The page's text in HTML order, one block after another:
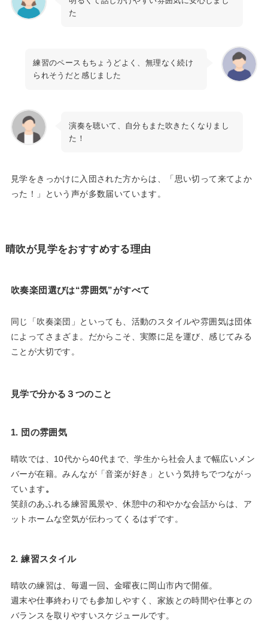
た
練習のペースもちょうどよく、無理なく続け
られそうだと感じました
演奏を聴いて、自分もまた吹きたくなりまし
た！
見学をきっかけに入団された方からは、「思い切って来てよか
った！」という声が多数届いています。
晴吹が見学をおすすめする理由
吹奏楽団選びは“雰囲気”がすべて
同じ「吹奏楽団」といっても、活動のスタイルや雰囲気は団体
によってさまざま。だからこそ、実際に足を運び、感じてみる
ことが大切です。
見学で分かる３つのこと
1. 団の雰囲気
晴吹では、10代から40代まで、学生から社会人まで幅広いメン
バーが在籍。みんなが「音楽が好き」という気持ちでつながっ
ています。
笑顔のあふれる練習風景や、休憩中の和やかな会話からは、ア
ットホームな空気が伝わってくるはずです。
2. 練習スタイル
晴吹の練習は、毎週一回、 金曜夜に岡山市内で開催。
週末や仕事終わりでも参加しやすく、家族との時間や仕事との
バランスを取りやすいスケジュールです。